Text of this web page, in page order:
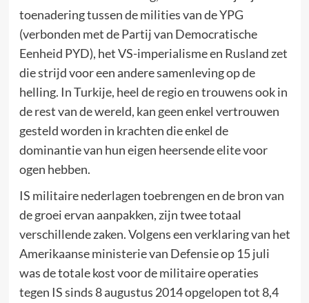
toenadering tussen de milities van de YPG
(verbonden met de Partij van Democratische
Eenheid PYD), het VS-imperialisme en Rusland zet
die strijd voor een andere samenleving op de
helling. In Turkije, heel de regio en trouwens ook in
de rest van de wereld, kan geen enkel vertrouwen
gesteld worden in krachten die enkel de
dominantie van hun eigen heersende elite voor
ogen hebben.
IS militaire nederlagen toebrengen en de bron van
de groei ervan aanpakken, zijn twee totaal
verschillende zaken. Volgens een verklaring van het
Amerikaanse ministerie van Defensie op 15 juli
was de totale kost voor de militaire operaties
tegen IS sinds 8 augustus 2014 opgelopen tot 8,4